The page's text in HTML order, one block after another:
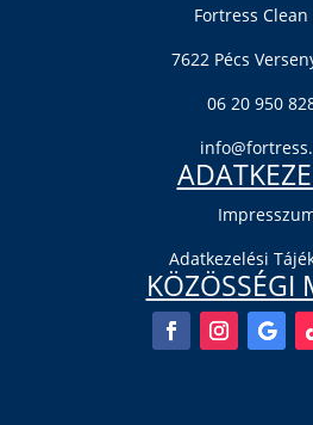
Fortress Clean
7622 Pécs
06 20 950
Adatkezelési
KÖZÖSSÉGI